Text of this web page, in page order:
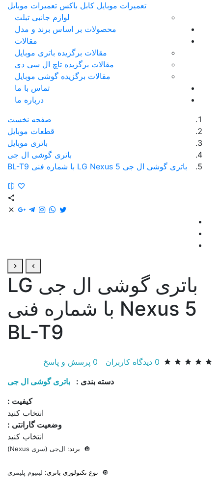
تعمیرات موبایل کابل باکس تعمیرات موبایل
لوازم جانبی تبلت
محصولات بر اساس برند و مدل
مقالات
مقالات برگزیده باتری موبایل
مقالات برگزیده تاچ ال سی دی
مقالات برگزیده گوشی موبایل
تماس با ما
درباره ما
صفحه نخست
قطعات موبایل
باتری موبایل
باتری گوشی ال جی
باتری گوشی ال جی LG Nexus 5 با شماره فنی BL-T9
باتری گوشی ال جی LG
Nexus 5 با شماره فنی
BL-T9
0 دیدگاه کاربران 0 پرسش و پاسخ
دسته بندی :
باتری گوشی ال جی
کیفیت :
انتخاب کنید
وضعیت گارانتی :
انتخاب کنید
🔘 برند: ال‌جی (سری Nexus)
🔘 نوع تکنولوژی باتری: لیتیوم پلیمری